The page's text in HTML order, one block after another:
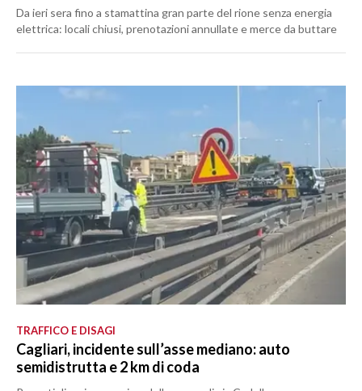
Da ieri sera fino a stamattina gran parte del rione senza energia
elettrica: locali chiusi, prenotazioni annullate e merce da buttare
TRAFFICO E DISAGI
Cagliari, incidente sull’asse mediano: auto
semidistrutta e 2 km di coda